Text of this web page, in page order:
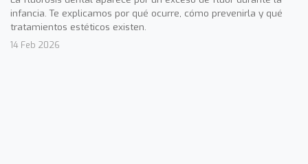
infancia. Te explicamos por qué ocurre, cómo prevenirla y qué
tratamientos estéticos existen.
14 Feb 2026